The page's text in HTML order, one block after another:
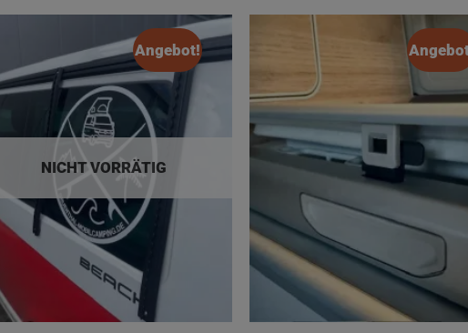
Varianten
auf.
Die
Optionen
der
Produktseite
gewählt
werden
Angebot!
NICHT VORRÄTIG